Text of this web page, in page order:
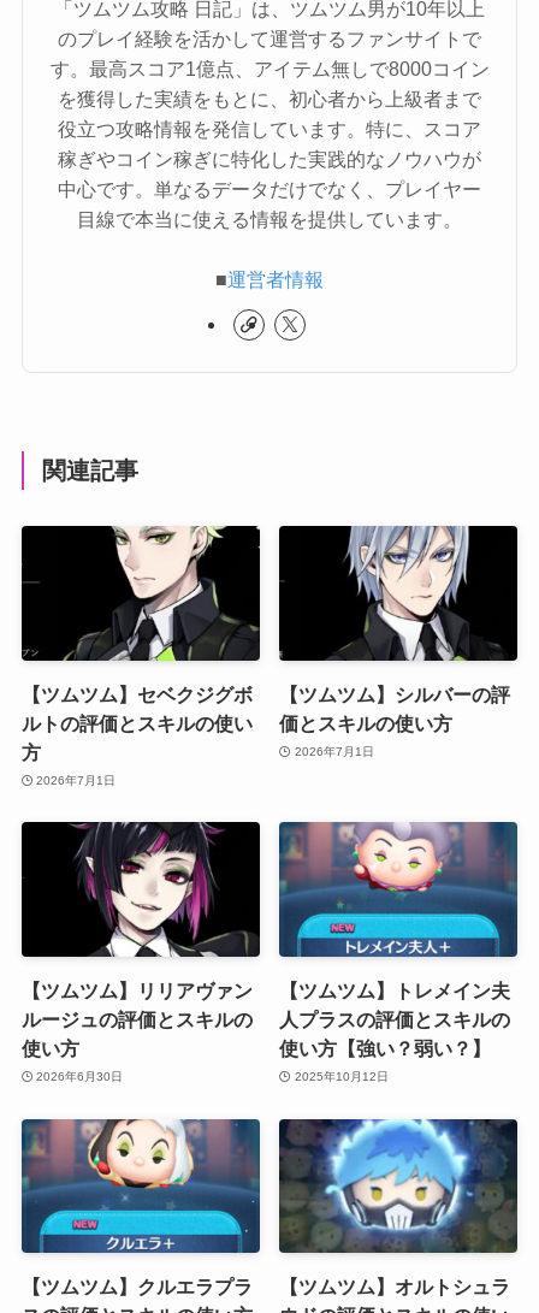
「ツムツム攻略 日記」は、ツムツム男が10年以上
のプレイ経験を活かして運営するファンサイトで
す。最高スコア1億点、アイテム無しで8000コイン
を獲得した実績をもとに、初心者から上級者まで
役立つ攻略情報を発信しています。特に、スコア
稼ぎやコイン稼ぎに特化した実践的なノウハウが
中心です。単なるデータだけでなく、プレイヤー
目線で本当に使える情報を提供しています。
■運営者情報
関連記事
【ツムツム】セベクジグボ
ルトの評価とスキルの使い
方
2026年7月1日
【ツムツム】シルバーの評
価とスキルの使い方
2026年7月1日
【ツムツム】リリアヴァン
ルージュの評価とスキルの
使い方
2026年6月30日
【ツムツム】トレメイン夫
人プラスの評価とスキルの
使い方【強い？弱い？】
2025年10月12日
【ツムツム】クルエラプラ
【ツムツム】オルトシュラ